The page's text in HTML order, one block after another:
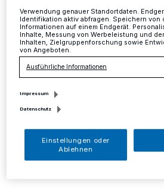
Mettmann·Paukenschlag beim
kommenden Feldsaison wird kein
Ligabetrieb gemeldet.
07.09.2017 , 15:37 Uhr
Verwendung genauer Standortdaten.
Identifikation aktiv abfragen. Speichern von
Informationen auf einem Endgerät.
Inhalte, Messung von Werbeleistung und
Inhalten, Zielgruppenforschung sowie
von Angeboten.
Ausführliche Informationen
Impressum
Datenschutz
Einstellungen oder
Ablehnen